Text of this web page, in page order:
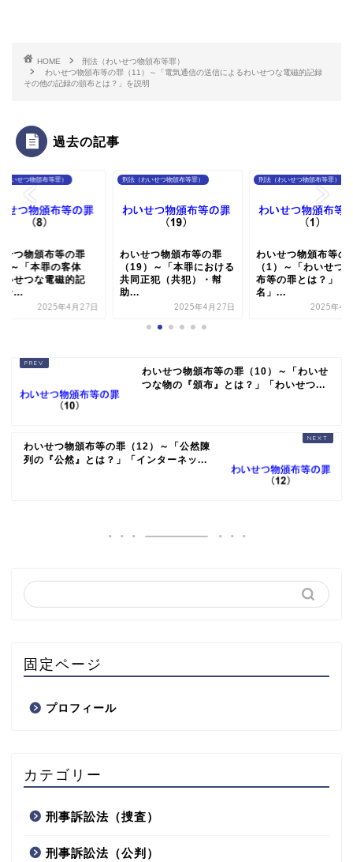
HOME
刑法（わいせつ物頒布等罪）
わいせつ物頒布等の罪（11）～「電気通信の送信によるわいせつな電磁的記録
その他の記録の頒布とは？」を説明
過去の記事
わいせつ物頒布等罪）
せつ物頒布等の罪
～「本罪の客体
いせつな電磁的記
そ...
2025年4月27日
刑法（わいせつ物頒布等罪）
わいせつ物頒布等の罪
（19）～「本罪における
共同正犯（共犯）・幇
助...
2025年4月27日
刑法（わいせつ物頒布等罪）
わいせつ物頒布等の
（1）～「わいせつ
布等の罪とは？」「
名」...
2025年4
わいせつ物頒布等の罪（10）～「わいせ
つな物の『頒布』とは？」「わいせつ...
わいせつ物頒布等の罪（12）～「公然陳
列の『公然』とは？」「インターネッ...
固定ページ
プロフィール
カテゴリー
刑事訴訟法（捜査）
刑事訴訟法（公判）